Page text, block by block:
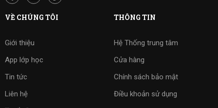
VỀ CHÚNG TÔI
Giới thiệu
App lớp học
Tin tức
Liên hệ
THÔNG TIN
Hệ Thống trung tâm
Cửa hàng
Chính sách bảo mật
Điều khoản sử dụng